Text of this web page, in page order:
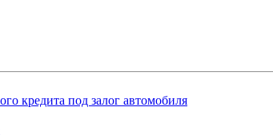
кредита под залог автомобиля